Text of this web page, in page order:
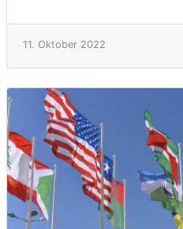
11. Oktober 2022